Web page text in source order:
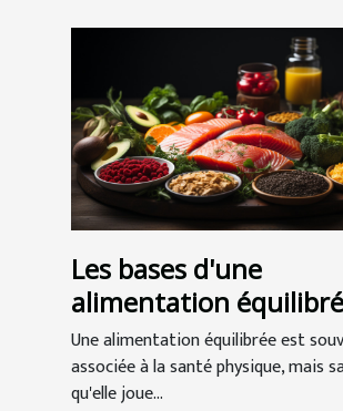
Les bases d'une
alimentation
soutenir la santé
neurologique
Une alimentation équilibrée est
associée à la santé physique, mais
qu'elle joue...